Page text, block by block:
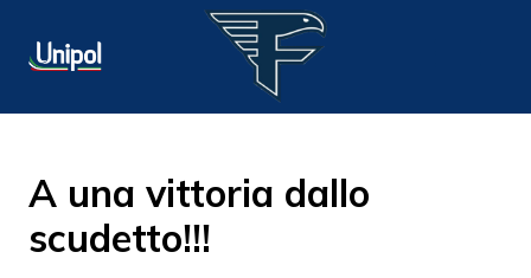
A una vittoria dallo
scudetto!!!